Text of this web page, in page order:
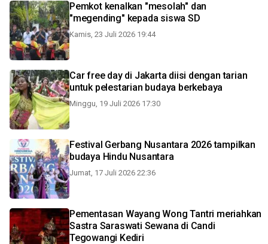
Pemkot kenalkan "mesolah" dan
"megending" kepada siswa SD
Kamis, 23 Juli 2026 19:44
Car free day di Jakarta diisi dengan tarian
untuk pelestarian budaya berkebaya
Minggu, 19 Juli 2026 17:30
Festival Gerbang Nusantara 2026 tampilkan
budaya Hindu Nusantara
Jumat, 17 Juli 2026 22:36
Pementasan Wayang Wong Tantri meriahkan
Sastra Saraswati Sewana di Candi
Tegowangi Kediri